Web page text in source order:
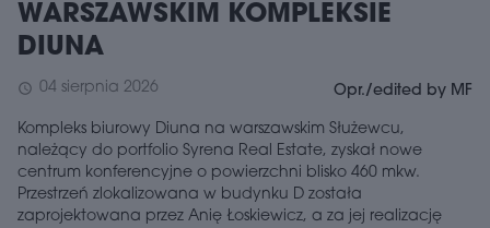
WARSZAWSKIM KOMPLEKSIE
DIUNA
schedule 04 sierpnia 2026 Opr./edited by MF
Kompleks biurowy Diuna na warszawskim Służewcu,
należący do portfolio Syrena Real Estate, zyskał nowe
centrum konferencyjne o powierzchni blisko 460 mkw.
Przestrzeń zlokalizowana w budynku D została
zaprojektowana przez Anię Łoskiewicz, a za jej realizację